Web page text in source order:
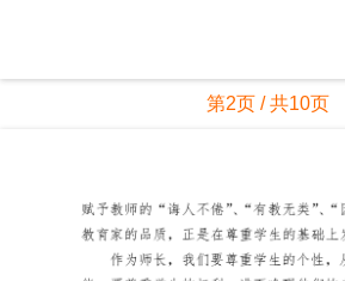
第2页 / 共10页